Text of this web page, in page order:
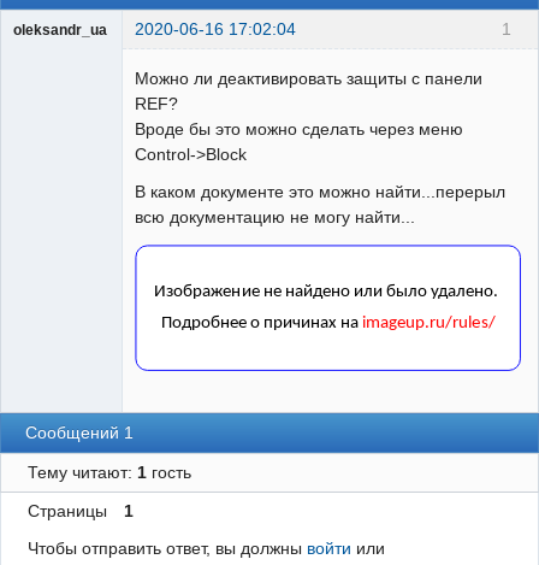
1
oleksandr_ua 2020-06-16 17:02:04
Можно ли деактивировать защиты с панели
REF?
Вроде бы это можно сделать через меню
Control->Block
В каком документе это можно найти...перерыл
всю документацию не могу найти...
Сообщений 1
Тему читают: 1гость
Страницы
1
Чтобы отправить ответ, вы должны войти или